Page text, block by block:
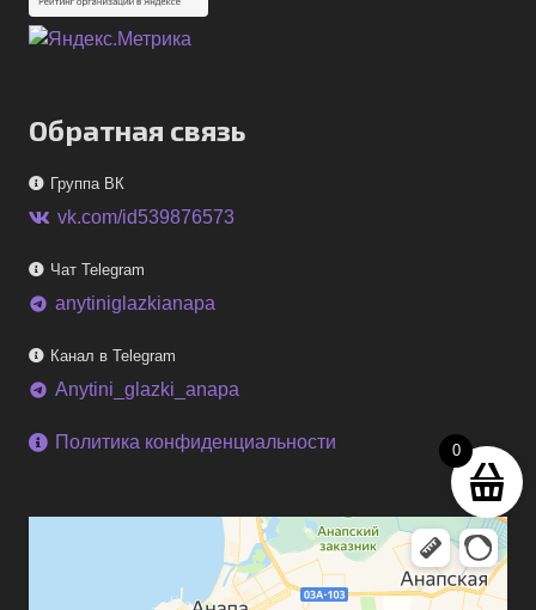
0
Обратная связь
Группа ВК
vk.com/id539876573
Чат Telegram
telegram anytiniglazkianapa
Канал в Telegram
telegram Anytini_glazki_anapa
Политика конфиденциальности